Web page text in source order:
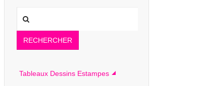
RECHERCHER
Tableaux Dessins Estampes